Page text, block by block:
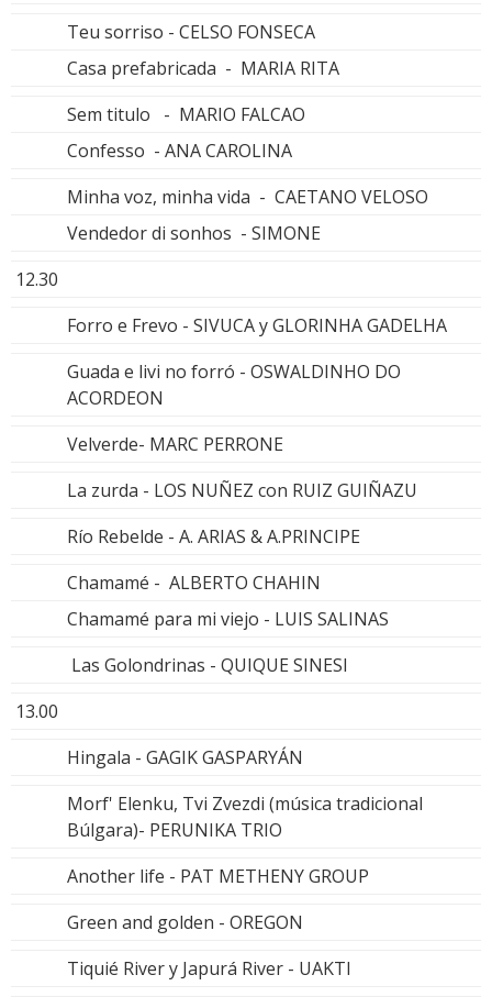
Teu sorriso - CELSO FONSECA
Casa prefabricada - MARIA RITA
Sem titulo - MARIO FALCAO
Confesso - ANA CAROLINA
Minha voz, minha vida - CAETANO VELOSO
Vendedor di sonhos - SIMONE
12.30
Forro e Frevo - SIVUCA y GLORINHA GADELHA
Guada e livi no forró - OSWALDINHO DO
ACORDEON
Velverde- MARC PERRONE
La zurda - LOS NUÑEZ con RUIZ GUIÑAZU
Río Rebelde - A. ARIAS & A.PRINCIPE
Chamamé - ALBERTO CHAHIN
Chamamé para mi viejo - LUIS SALINAS
Las Golondrinas - QUIQUE SINESI
13.00
Hingala - GAGIK GASPARYÁN
Morf' Elenku, Tvi Zvezdi (música tradicional
Búlgara)- PERUNIKA TRIO
Another life - PAT METHENY GROUP
Green and golden - OREGON
Tiquié River y Japurá River - UAKTI